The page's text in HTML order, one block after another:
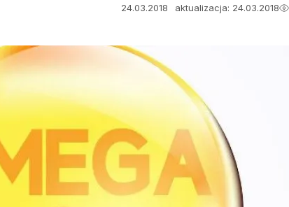
24.03.2018 aktualizacja: 24.03.2018